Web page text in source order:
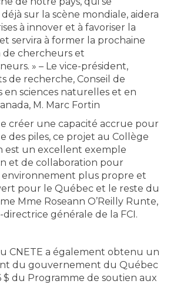
sur la scène mondiale, aidera
à innover et à favoriser la
servira à former la prochaine
de chercheurs et
» – Le vice-président,
de recherche, Conseil de
en sciences naturelles et en
M. Marc Fortin
créer une capacité accrue pour
des piles, ce projet au Collège
est un excellent exemple
et de collaboration pour
environnement plus propre et
pour le Québec et le reste du
Mme Roseann O’Reilly Runte,
générale de la FCI.
CNETE a également obtenu un
du gouvernement du Québec
$ du Programme de soutien aux